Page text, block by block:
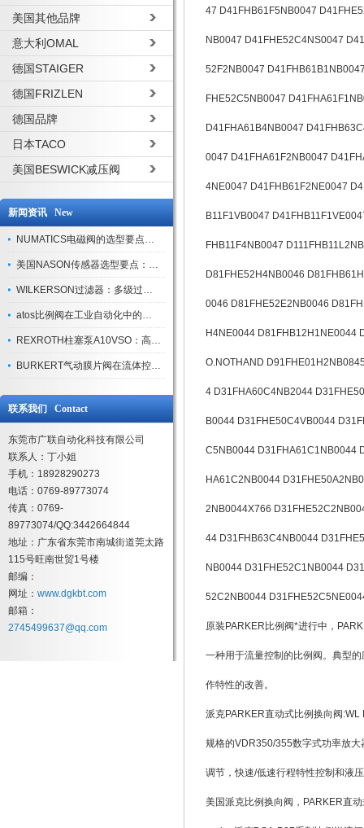
美国其他品牌
意大利OMAL
德国STAIGER
德国FRIZLEN
德国品牌
日本TACO
美国BESWICK减压阀
新闻资讯 New
NUMATICS电磁阀的选型要点与使用注意事项
美国NASON传感器选型要点：精度、量程与接口适配指南
WILKERSON过滤器：多级过滤技术，适配多行业净化需求
atos比例阀在工业自动化中的关键应用
REXROTH柱塞泵A10VSO：高效液压系统的核心组件
BURKERT气动膜片阀在流体控制中的应用
联系我们 Contact
东莞市广联自动化科技有限公司
联系人：丁小姐
手机：18928290273
电话：0769-89773074
传真：0769-
89773074/QQ:3442664844
地址：广东省东莞市南城街道莞太路
115号旺南世贸1号楼
邮编：
网址： www.dgkbt.com
邮箱：
2745499637@qq.com
47 D41FHB61F5NB0047
NB0047 D41FHE52C4NS0047
52F2NB0047
FHE52C5NB0047
D41FHA61B4NB0047
0047 D41FHA61F2NB0047
4NE0047 D41FHB61F2NE0047
B11F1VB0047
FHB11F4NB0047
D81FHE52H4NB0046
0046 D81FHE52E2NB0046
H4NE0044 D81FHB12H1NE0044
O.NOTHAND
4 D31FHA60C4NB2044
B0044 D31FHE50C4VB0044
C5NB0044 D31FHA61C1NB0044
HA61C2NB0044
2NB0044X766
44 D31FHB63C4NB0044
NB0044 D31FHE52C1NB0044
52C2NB0044
原装PARKER比例阀*进行中，
一种用于流量控制的比例阀。典型
作特性的改善。
派克PARKER直动式比例换向阀
规格的VDR350/355数字式功率放
调节，快速/低速行程特性控制和液
美国派克比例换向阀，PARKER直